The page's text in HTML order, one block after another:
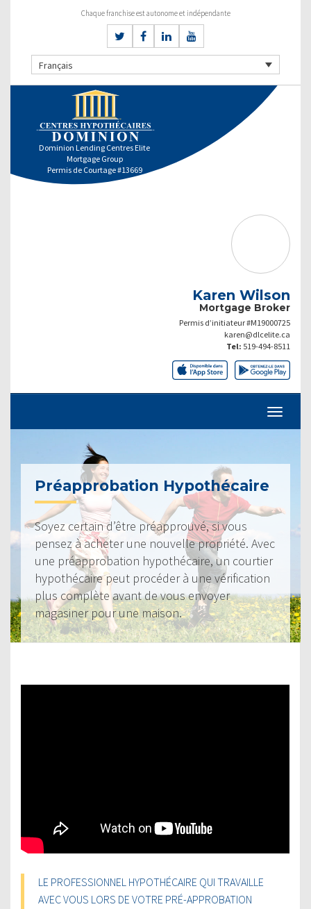
Chaque franchise est autonome et indépendante
Français
Dominion Lending Centres Elite
Mortgage Group
Permis de Courtage #13669
Karen Wilson
Mortgage Broker
Permis d’initiateur #M19000725
karen@dlcelite.ca
Tel: 519-494-8511
Préapprobation Hypothécaire
Soyez certain d’être préapprouvé, si vous
pensez à acheter une nouvelle propriété. Avec
une préapprobation hypothécaire, un courtier
hypothécaire peut procéder à une vérification
plus complète avant de vous envoyer
magasiner pour une maison.
LE PROFESSIONNEL HYPOTHÉCAIRE QUI TRAVAILLE
AVEC VOUS LORS DE VOTRE PRÉ-APPROBATION